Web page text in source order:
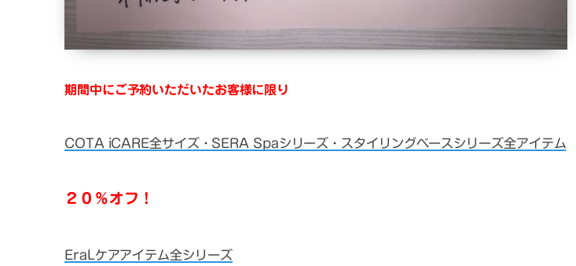
期間中にご予約いただいたお客様に限り
COTA iCARE全サイズ・SERA Spaシリーズ・スタイリングベースシリーズ全アイテム
２０％オフ！
EraLケアアイテム全シリーズ